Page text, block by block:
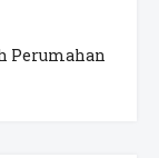
Perumahan